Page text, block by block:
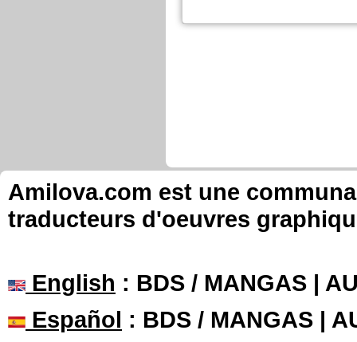
Amilova.com est une
traducteurs d'oeuvres
English : BDS / MANGAS |
Español : BDS / MANGAS |